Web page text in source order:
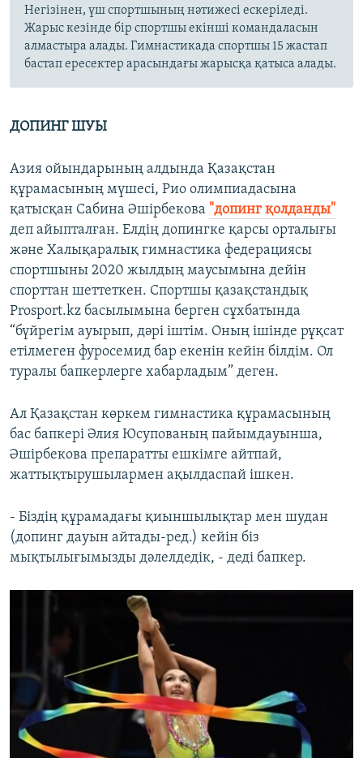
Негізінен, үш спортшының нәтижесі ескеріледі.
Жарыс кезінде бір спортшы екінші командаласын
алмастыра алады. Гимнастикада спортшы 15 жастап
бастап ересектер арасындағы жарысқа қатыса алады.
ДОПИНГ ШУЫ
Азия ойындарының алдында Қазақстан
құрамасының мүшесі, Рио олимпиадасына
қатысқан Сабина Әшірбекова "допинг қолданды"
деп айыпталған. Елдің допингке қарсы орталығы
және Халықаралық гимнастика федерациясы
спортшыны 2020 жылдың маусымына дейін
спорттан шеттеткен. Спортшы қазақстандық
Prosport.kz басылымына берген сұхбатында
“бүйрегім ауырып, дәрі іштім. Оның ішінде рұқсат
етілмеген фуросемид бар екенін кейін білдім. Ол
туралы бапкерлерге хабарладым” деген.
Ал Қазақстан көркем гимнастика құрамасының
бас бапкері Әлия Юсупованың пайымдауынша,
Әшірбекова препаратты ешкімге айтпай,
жаттықтырушылармен ақылдаспай ішкен.
- Біздің құрамадағы қиыншылықтар мен шудан
(допинг дауын айтады-ред.) кейін біз
мықтылығымызды дәлелдедік, - деді бапкер.